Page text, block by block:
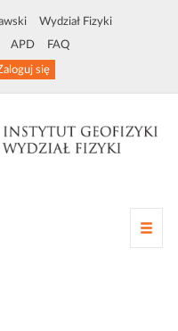
Wydział Fizyki
APD FAQ
się
Z
m